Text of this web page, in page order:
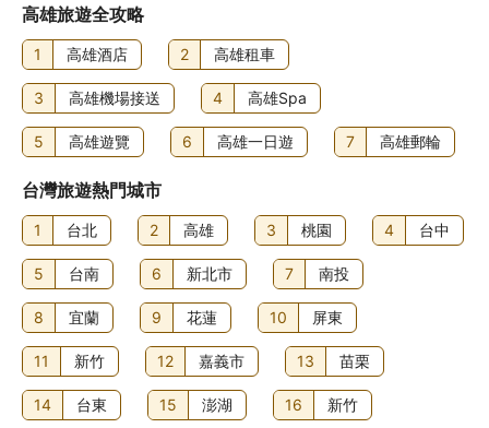
高雄旅遊全攻略
1 高雄酒店 2 高雄租車
3 高雄機場接送 4 高雄Spa
5 高雄遊覽 6 高雄一日遊 7 高雄郵輪
台灣旅遊熱門城市
1 台北 2 高雄 3 桃園 4 台中
5 台南 6 新北市 7 南投
8 宜蘭 9 花蓮 10 屏東
11 新竹 12 嘉義市 13 苗栗
14 台東 15 澎湖 16 新竹